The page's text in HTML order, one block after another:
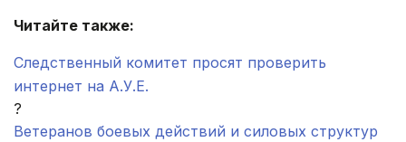
Читайте также:
Следственный комитет просят проверить
интернет на А.У.Е.
?
Ветеранов боевых действий и силовых структур